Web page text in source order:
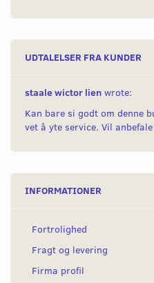
UDTALELSER FRA KUNDER
staale wictor lien wrote:
Kan bare si godt om denne
vet å yte service. Vil
INFORMATIONER
Fortrolighed
Fragt og levering
Firma profil